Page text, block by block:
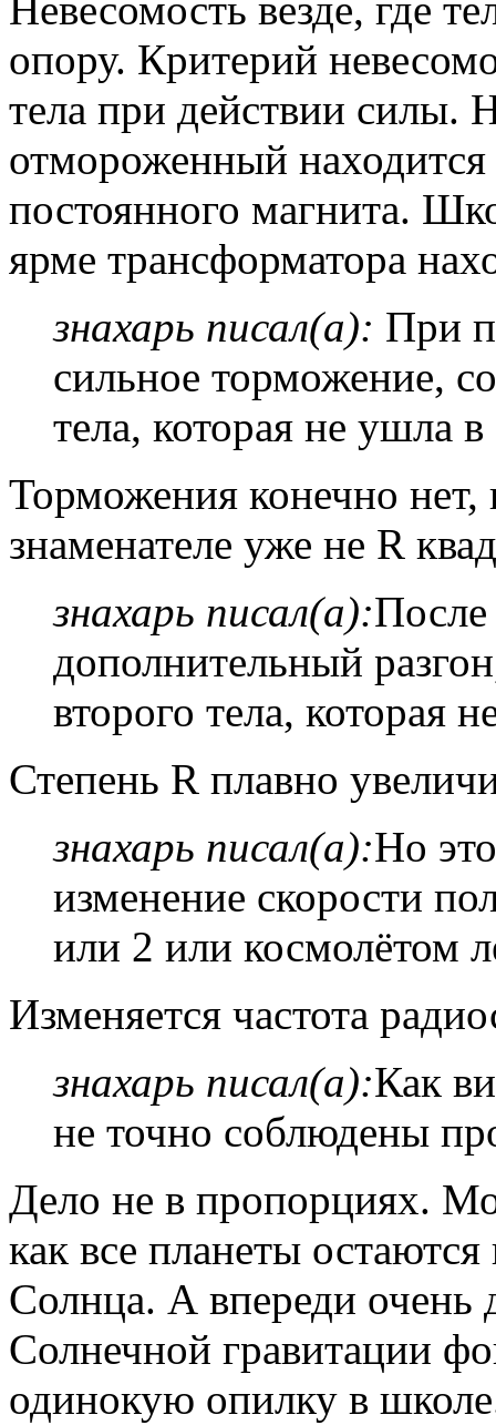
Невесомость везде, где
опору. Критерий
тела при действии силы.
отмороженный находится
постоянного магнита.
ярме трансформатора
знахарь писал(а): При
сильное торможение,
тела, которая не ушла
Торможения конечно нет,
знаменателе уже не R
знахарь писал(а):После
дополнительный
второго тела, которая
Степень R плавно
знахарь писал(а):Но
изменение скорости
или 2 или космолётом
Изменяется частота
знахарь писал(а):Как
не точно соблюдены
Дело не в пропорциях.
как все планеты
Солнца. А впереди очень
Солнечной гравитации
одинокую опилку в